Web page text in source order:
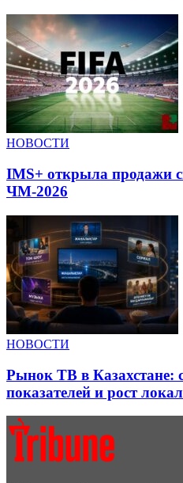
НОВОСТИ
IMS+ открыла продажи
ЧМ-2026
НОВОСТИ
Рынок ТВ в Казахстане:
показателей и рост